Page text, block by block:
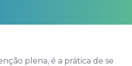
plena, é a prática de se